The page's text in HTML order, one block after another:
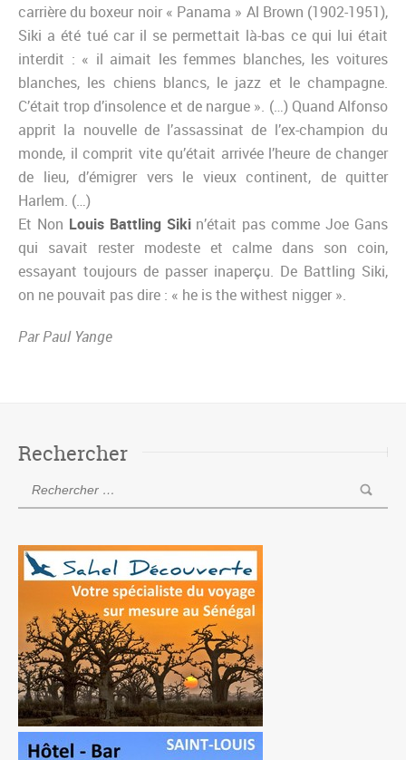
carrière du boxeur noir « Panama » Al Brown (1902-1951),
Siki a été tué car il se permettait là-bas ce qui lui était
interdit : « il aimait les femmes blanches, les voitures
blanches, les chiens blancs, le jazz et le champagne.
C’était trop d’insolence et de nargue ». (…) Quand Alfonso
apprit la nouvelle de l’assassinat de l’ex-champion du
monde, il comprit vite qu’était arrivée l’heure de changer
de lieu, d’émigrer vers le vieux continent, de quitter
Harlem. (…)
Et Non Louis Battling Sikin’était pas comme Joe Gans
qui savait rester modeste et calme dans son coin,
essayant toujours de passer inaperçu. De Battling Siki,
on ne pouvait pas dire : « he is the withest nigger ».
Par Paul Yange
Rechercher